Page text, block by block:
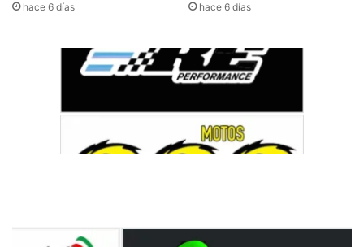
hace 6 días hace 6 días